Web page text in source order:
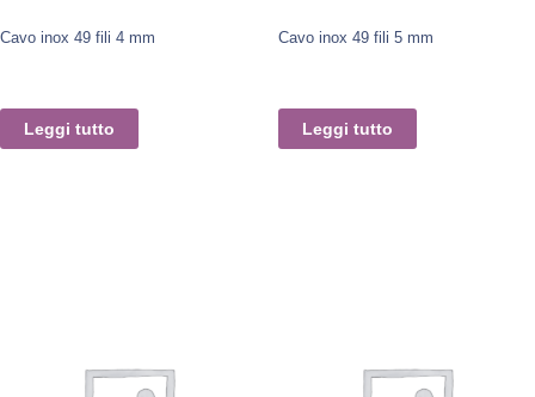
Cavo inox 49 fili 4 mm
Leggi tutto
Cavo inox 49 fili 5 mm
Leggi tutto